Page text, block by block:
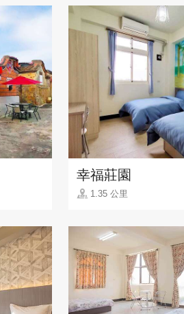
幸福莊園
1.35 公里